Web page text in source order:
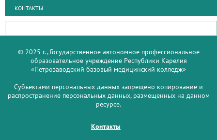
КОНТАКТЫ
© 2025 г., Государственное автономное профессиональное
образовательное учреждение Республики Карелия
«Петрозаводский базовый медицинский колледж»
Субъектами персональных данных запрещено копирование и
распространение персональных данных, размещенных на данном
ресурсе.
Контакты